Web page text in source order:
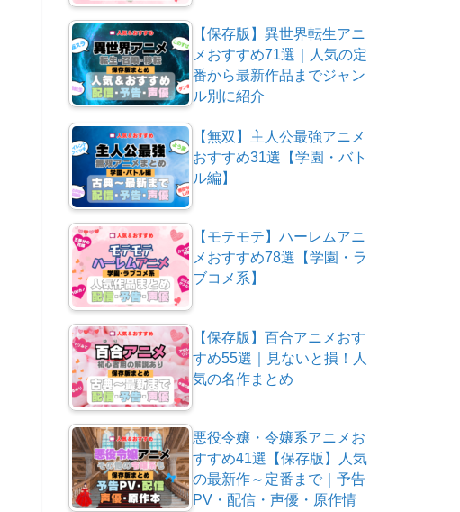
【保存版】異世界転生アニ
メおすすめ71選｜人気の定
番から最新作品までジャン
ル別に紹介
【無双】主人公最強アニメ
おすすめ31選【学園・バト
ル編】
【モテモテ】ハーレムアニ
メおすすめ78選【学園・ラ
ブコメ系】
【保存版】百合アニメおす
すめ55選｜見ないと損！人
気の名作まとめ
悪役令嬢・令嬢系アニメお
すすめ41選【保存版】人気
の最新作～定番まで｜予告
PV・配信・声優・原作情